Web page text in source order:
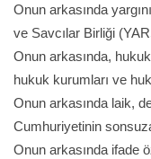
Onun arkasında
ve Savcılar Birliği
Onun arkasında,
hukuk kurumları ve
Onun arkasında laik,
Cumhuriyetinin
Onun arkasında ifade